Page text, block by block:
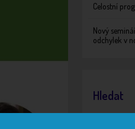
Celostní
Nový
odchylek v
Hledat